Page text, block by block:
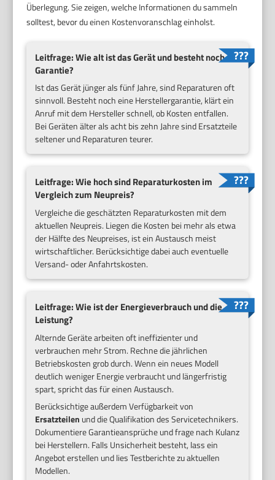
Überlegung. Sie zeigen, welche Informationen du sammeln
solltest, bevor du einen Kostenvoranschlag einholst.
Leitfrage: Wie alt ist das Gerät und besteht noch
Garantie?
Ist das Gerät jünger als fünf Jahre, sind Reparaturen oft
sinnvoll. Besteht noch eine Herstellergarantie, klärt ein
Anruf mit dem Hersteller schnell, ob Kosten entfallen.
Bei Geräten älter als acht bis zehn Jahre sind Ersatzteile
seltener und Reparaturen teurer.
Leitfrage: Wie hoch sind Reparaturkosten im
Vergleich zum Neupreis?
Vergleiche die geschätzten Reparaturkosten mit dem
aktuellen Neupreis. Liegen die Kosten bei mehr als etwa
der Hälfte des Neupreises, ist ein Austausch meist
wirtschaftlicher. Berücksichtige dabei auch eventuelle
Versand- oder Anfahrtskosten.
Leitfrage: Wie ist der Energieverbrauch und die
Leistung?
Alternde Geräte arbeiten oft ineffizienter und
verbrauchen mehr Strom. Rechne die jährlichen
Betriebskosten grob durch. Wenn ein neues Modell
deutlich weniger Energie verbraucht und längerfristig
spart, spricht das für einen Austausch.
Berücksichtige außerdem Verfügbarkeit von
Ersatzteilen und die Qualifikation des Servicetechnikers.
Dokumentiere Garantieansprüche und frage nach Kulanz
bei Herstellern. Falls Unsicherheit besteht, lass ein
Angebot erstellen und lies Testberichte zu aktuellen
Modellen.